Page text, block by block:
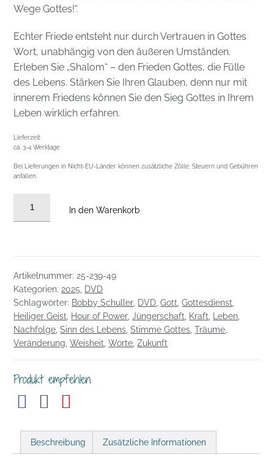
Wege Gottes!“.
Echter Friede entsteht nur durch Vertrauen in Gottes
Wort, unabhängig von den äußeren Umständen.
Erleben Sie „Shalom“ – den Frieden Gottes, die Fülle
des Lebens. Stärken Sie Ihren Glauben, denn nur mit
innerem Friedens können Sie den Sieg Gottes in Ihrem
Leben wirklich erfahren.
Lieferzeit:
ca. 3-4 Werktage
Bei Lieferungen in Nicht-EU-Länder können zusätzliche Zölle, Steuern und Gebühren
anfallen.
Wege
Gottes!
Menge
In den Warenkorb
Artikelnummer: 25-239-49
Kategorien: 2025
DVD
Schlagwörter: Bobby Schuller DVD ,Gott ,Gottesdienst
Heiliger Geist
Hour of Power ,Jüngerschaft Kraft Leben
Nachfolge ,Sinn des Lebens ,Stimme Gottes ,Träume
Veränderung ,Weisheit ,Worte ,Zukunft
Produkt empfehlen
Beschreibung Zusätzliche Informationen